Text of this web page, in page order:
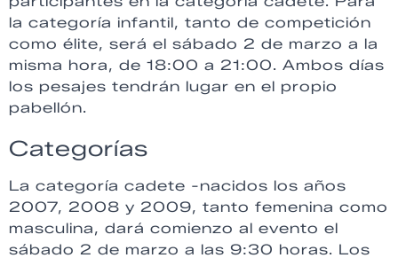
la categoría infantil, tanto de competición
como élite, será el sábado 2 de marzo a la
misma hora, de 18:00 a 21:00. Ambos días
los pesajes tendrán lugar en el propio
pabellón.
Categorías
La categoría cadete -nacidos los años
2007, 2008 y 2009, tanto femenina como
masculina, dará comienzo al evento el
sábado 2 de marzo a las 9:30 horas. Los